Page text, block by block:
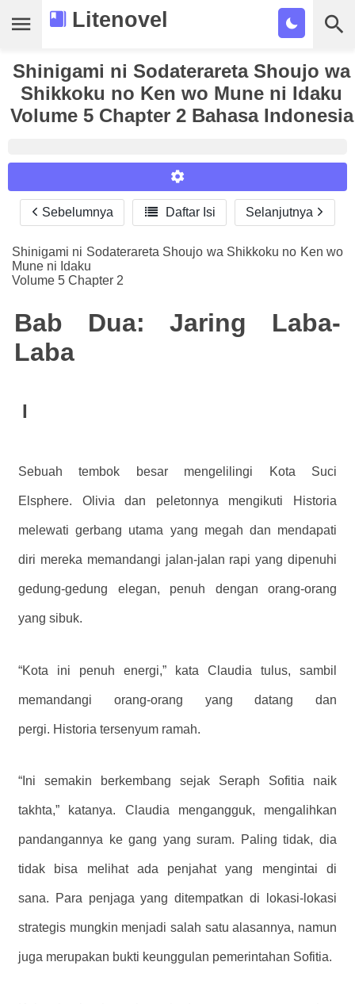
Litenovel
Daftar Novel
Tamat
Bookmark
Shinigami ni Sodaterareta Shoujo wa
Shikkoku no Ken wo Mune ni Idaku
Volume 5 Chapter 2 Bahasa Indonesia
Reader Settings
Font :
Titillium Web
A-
A+
Sebelumnya  Daftar Isi Selanjutnya
Shinigami ni Sodaterareta Shoujo wa Shikkoku no Ken wo
Mune ni Idaku
Volume 5 Chapter 2
Bab Dua: Jaring Laba-
Laba
I
Sebuah tembok besar mengelilingi Kota Suci
Elsphere. Olivia dan peletonnya mengikuti Historia
melewati gerbang utama yang megah dan mendapati
diri mereka memandangi jalan-jalan rapi yang dipenuhi
gedung-gedung elegan, penuh dengan orang-orang
yang sibuk.
“Kota ini penuh energi,” kata Claudia tulus, sambil
memandangi orang-orang yang datang dan
pergi. Historia tersenyum ramah.
“Ini semakin berkembang sejak Seraph Sofitia naik
takhta,” katanya. Claudia mengangguk, mengalihkan
pandangannya ke gang yang suram. Paling tidak, dia
tidak bisa melihat ada penjahat yang mengintai di
sana. Para penjaga yang ditempatkan di lokasi-lokasi
strategis mungkin menjadi salah satu alasannya, namun
juga merupakan bukti keunggulan pemerintahan Sofitia.